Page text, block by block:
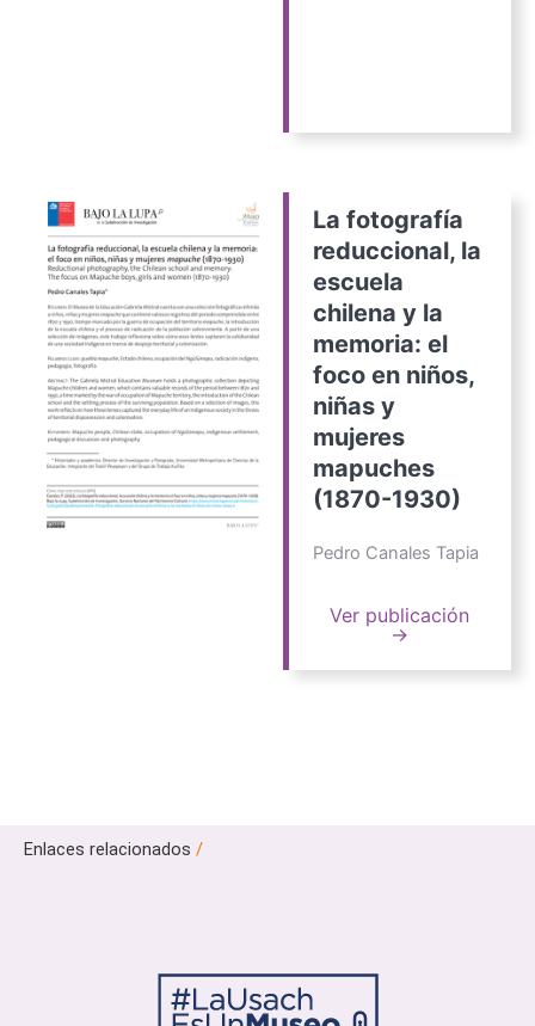
La fotografía
reduccional, la
escuela
chilena y la
memoria: el
foco en niños,
niñas y
mujeres
mapuches
(1870-1930)
Pedro Canales Tapia
Ver publicación
→
Enlaces relacionados /